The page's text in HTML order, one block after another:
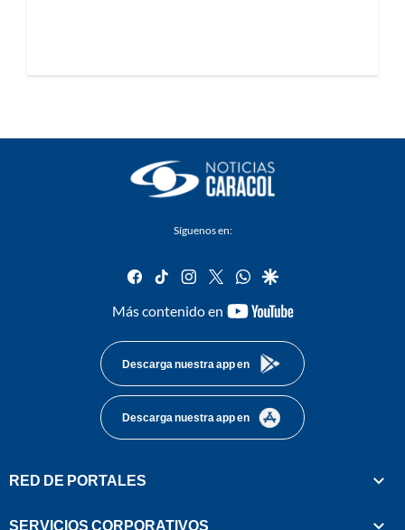
Síguenos en:
facebook
tiktok instagram
twitterwhatsapp
google
Más contenido en
youtube-
Descarga nuestra app en
Descarga nuestra app en
RED DE PORTALES
SERVICIOS CORPORATIVOS